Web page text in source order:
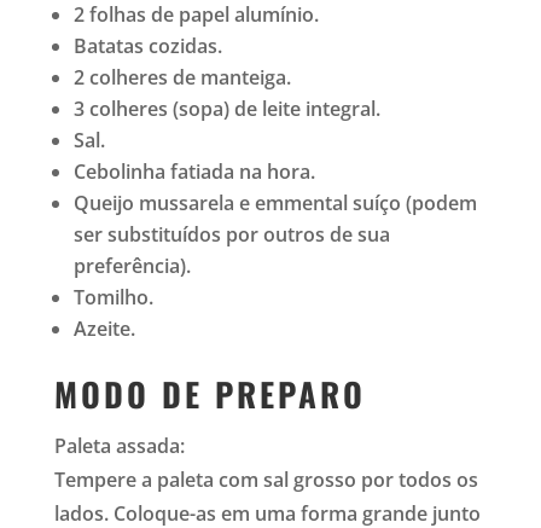
2 folhas de papel alumínio.
Batatas cozidas.
2 colheres de manteiga.
3 colheres (sopa) de leite integral.
Sal.
Cebolinha fatiada na hora.
Queijo mussarela e emmental suíço (podem
ser substituídos por outros de sua
preferência).
Tomilho.
Azeite.
MODO DE PREPARO
Paleta assada:
Tempere a paleta com sal grosso por todos os
lados. Coloque-as em uma forma grande junto